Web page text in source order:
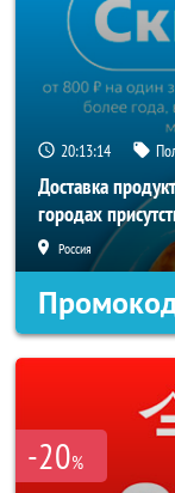
20:13:14
Доставка
городах
Россия
-20%